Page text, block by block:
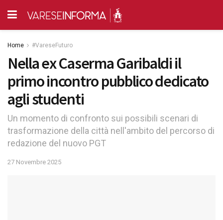
Home #VareseFuturo
Nella ex Caserma Garibaldi il
primo incontro pubblico dedicato
agli studenti
Un momento di confronto sui possibili scenari di
trasformazione della città nell'ambito del percorso di
redazione del nuovo PGT
27 Novembre 2025